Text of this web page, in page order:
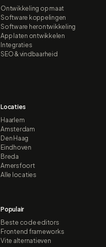
Ontwikkeling op maat
Software koppelingen
Software herontwikkeling
App laten ontwikkelen
Integraties
SEO & vindbaarheid
Locaties
Haarlem
Amsterdam
Den Haag
Eindhoven
Breda
Amersfoort
Alle locaties
Populair
Beste code editors
Frontend frameworks
Vite alternatieven